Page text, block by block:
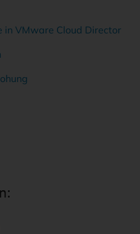
in VM­ware Cloud Di­rec­tor